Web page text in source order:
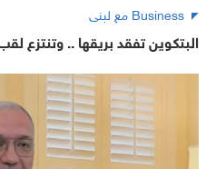
Business مع لبنى
البتكوين تفقد بريقها .. وتنتزع لقب